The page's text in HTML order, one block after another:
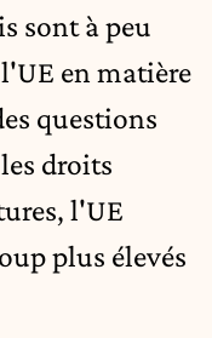
sontà peu
en matière
questions
droits
l'UE
plus élevés